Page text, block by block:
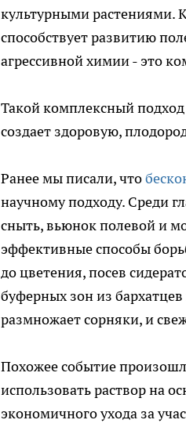
культурными растениями.
способствует развитию
агрессивной химии - это
Такой комплексный
создает здоровую,
Ранее мы писали, что
научному подходу. Среди
сныть, вьюнок полевой и
эффективные способы
до цветения, посев
буферных зон из
размножает сорняки, и
Похожее событие
использовать раствор на
экономичного ухода за